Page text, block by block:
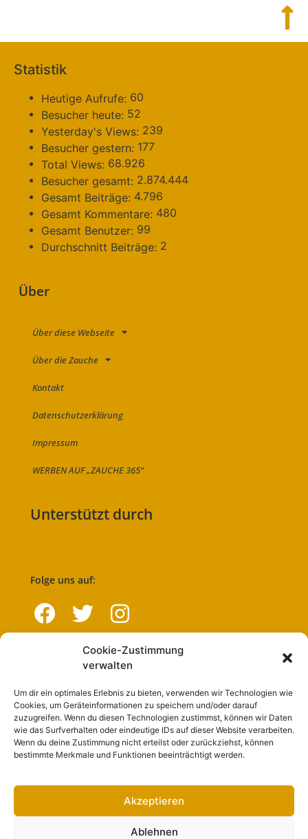
Cookie-Zustimmung
verwalten
Um dir ein optimales Erlebnis zu bieten, verwenden wir Technologien wie
Cookies, um Geräteinformationen zu speichern und/oder darauf
zuzugreifen. Wenn du diesen Technologien zustimmst, können wir Daten
wie das Surfverhalten oder eindeutige IDs auf dieser Website verarbeiten.
Wenn du deine Zustimmung nicht erteilst oder zurückziehst, können
bestimmte Merkmale und Funktionen beeinträchtigt werden.
Akzeptieren
Ablehnen
Statistik
Heutige Aufrufe: 60
Besucher heute: 52
Yesterday's Views: 239
Besucher gestern: 177
Total Views: 68.926
Besucher gesamt: 2.874.444
Gesamt Beiträge: 4.796
Gesamt Kommentare: 480
Gesamt Benutzer: 99
Durchschnitt Beiträge: 2
Über
Über diese Webseite
Über die Zauche
Kontakt
Datenschutzerklärung
Impressum
WERBEN AUF „ZAUCHE 365“
Unterstützt durch
Folge uns auf:
Navigation
Start
Nutzungsbedingungen
Abo
Kontakt